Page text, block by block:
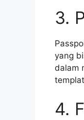
3.
yang
dalam
4.